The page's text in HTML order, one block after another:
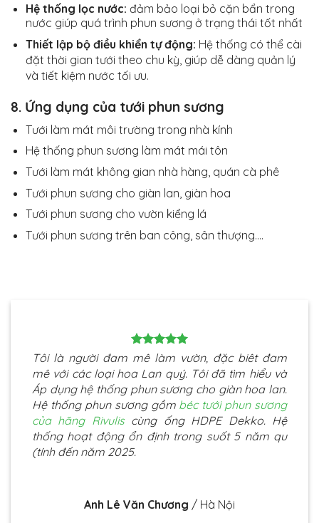
Hệ thống lọc nước: đảm bảo loại bỏ cặn bẩn trong
nước giúp quá trình phun sương ở trạng thái tốt nhất
Thiết lập bộ điều khiển tự động: Hệ thống có thể cài
đặt thời gian tưới theo chu kỳ, giúp dễ dàng quản lý
và tiết kiệm nước tối ưu.
8. Ứng dụng của tưới phun sương
Tưới làm mát môi trường trong nhà kính
Hệ thống phun sương làm mát mái tôn
Tưới làm mát không gian nhà hàng, quán cà phê
Tưới phun sương cho giàn lan, giàn hoa
Tưới phun sương cho vườn kiểng lá
Tưới phun sương trên ban công, sân thượng....
Tôi là người đam mê làm vườn, đặc biêt đam
mê với các loại hoa Lan quý. Tôi đã tìm hiểu và
Áp dụng hệ thống phun sương cho giàn hoa lan.
Hệ thống phun sương gồm béc tưới phun sương
của hãng Rivuliscùng ống HDPE Dekko. Hệ
thống hoạt động ổn định trong suốt 5 năm qu
(tính đến năm 2025.
Anh Lê Văn Chương / Hà Nội